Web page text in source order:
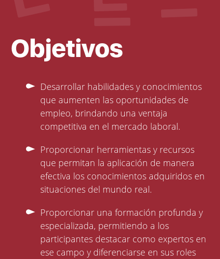
Objetivos
Desarrollar habilidades y conocimientos
que aumenten las oportunidades de
empleo, brindando una ventaja
competitiva en el mercado laboral.
Proporcionar herramientas y recursos
que permitan la aplicación de manera
efectiva los conocimientos adquiridos en
situaciones del mundo real.
Proporcionar una formación profunda y
especializada, permitiendo a los
participantes destacar como expertos en
ese campo y diferenciarse en sus roles